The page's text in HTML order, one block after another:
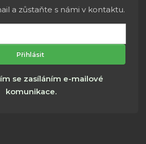
a zůstaňte s námi v kontaktu.
mailová
adresa
Přihlásit
se zasíláním e-mailové
komunikace.